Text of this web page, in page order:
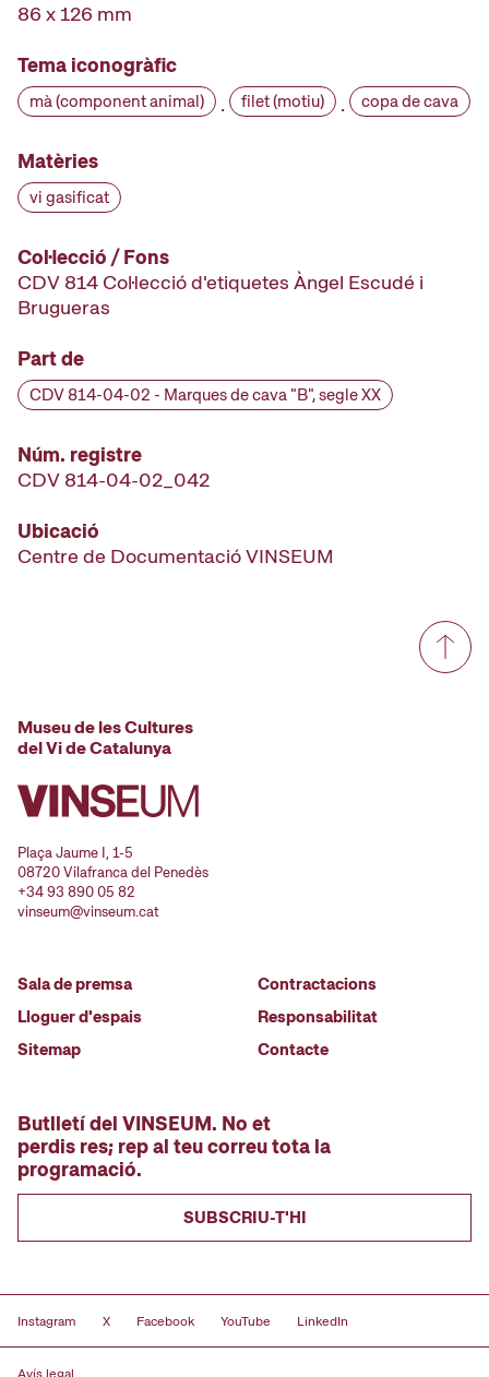
86 x 126 mm
Tema iconogràfic
mà (component animal) · filet (motiu) · copa de cava
Matèries
vi gasificat
Col·lecció / Fons
CDV 814 Col·lecció d'etiquetes Àngel Escudé i
Brugueras
Part de
CDV 814-04-02 - Marques de cava "B", segle XX
Núm. registre
CDV 814-04-02_042
Ubicació
Centre de Documentació VINSEUM
Museu de les Cultures
del Vi de Catalunya
Plaça Jaume I, 1-5
08720 Vilafranca del Penedès
+34 93 890 05 82
vinseum@vinseum.cat
Sala de premsa
Lloguer d'espais
Sitemap
Contractacions
Responsabilitat
Contacte
Butlletí del VINSEUM. No et
perdis res; rep al teu correu tota la
programació.
SUBSCRIU-T'HI
Instagram X Facebook YouTube LinkedIn
Avís legal